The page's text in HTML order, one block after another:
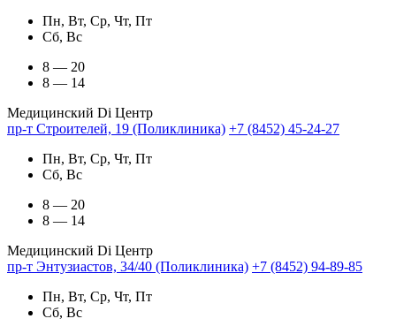
Пн, Вт, Ср, Чт, Пт
Сб, Вс
8 — 20
8 — 14
Медицинский Di Центр
пр-т Строителей, 19 (Поликлиника) +7 (8452) 45-24-27
Пн, Вт, Ср, Чт, Пт
Сб, Вс
8 — 20
8 — 14
Медицинский Di Центр
пр-т Энтузиастов, 34/40 (Поликлиника) +7 (8452) 94-89-85
Пн, Вт, Ср, Чт, Пт
Сб, Вс